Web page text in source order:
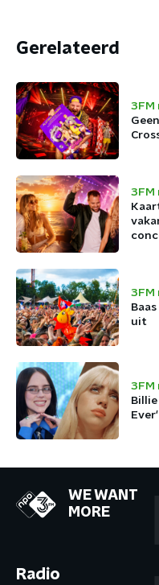
Gerelateerd
3FM
3FM
3FM
uit
3FM
WE WANT
MORE
Radio